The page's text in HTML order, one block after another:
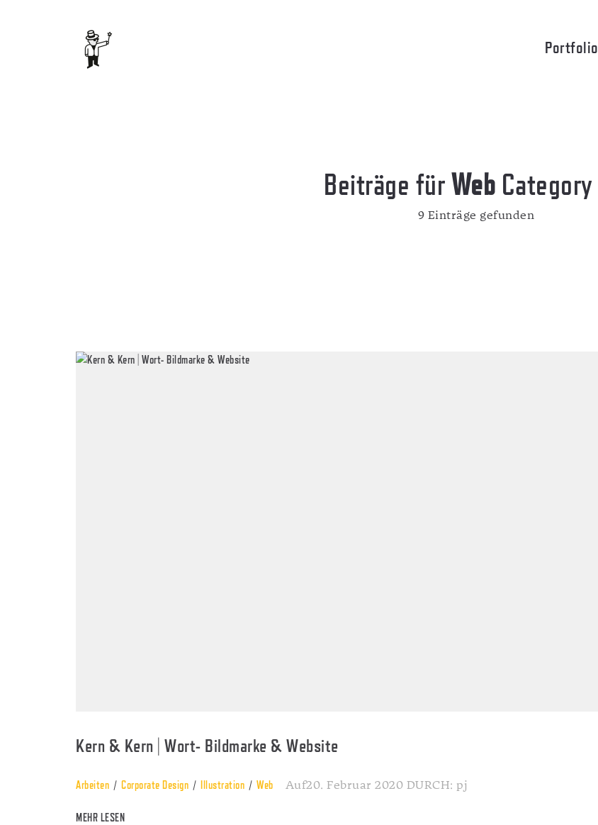
Portfolio
Beiträge für Web Category
9 Einträge gefunden
Kern & Kern | Wort- Bildmarke & Website
Arbeiten Corporate Design Illustration Web Auf20. Februar 2020 DURCH: pj
MEHR LESEN